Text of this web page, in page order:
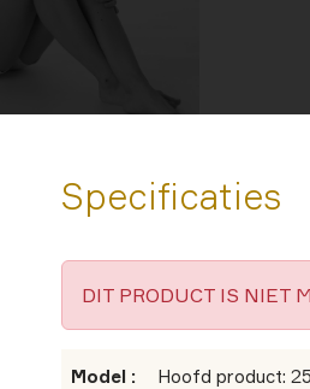
Specificaties
DIT PRODUCT IS NIET
Model : Hoofd product: